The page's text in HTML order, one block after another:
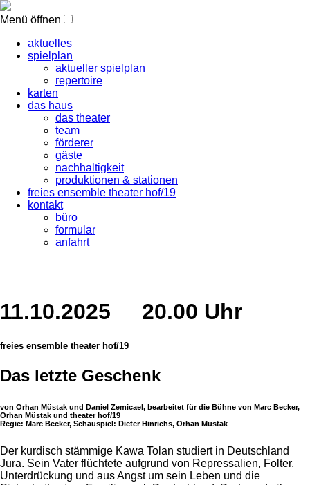
Menü öffnen
aktuelles
spielplan
aktueller spielplan
repertoire
karten
das haus
das theater
team
förderer
gäste
nachhaltigkeit
produktionen & stationen
freies ensemble theater hof/19
kontakt
büro
formular
anfahrt
11.10.2025 20.00 Uhr
freies ensemble theater hof/19
Das letzte Geschenk
von Orhan Müstak und Daniel Zemicael, bearbeitet für die Bühne von Marc Becker,
Orhan Müstak und theater hof/19
Regie: Marc Becker, Schauspiel: Dieter Hinrichs, Orhan Müstak
Der kurdisch stämmige Kawa Tolan studiert in Deutschland
Jura. Sein Vater flüchtete aufgrund von Repressalien, Folter,
Unterdrückung und aus Angst um sein Leben und die